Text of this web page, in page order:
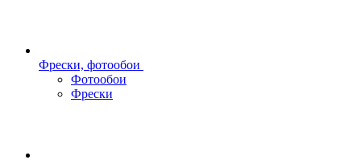
Фрески, фотообои
Фотообои
Фрески